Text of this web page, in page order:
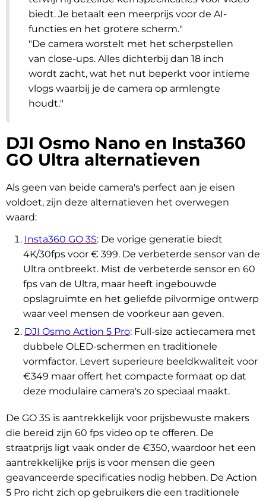
biedt. Je betaalt een meerprijs voor de AI-
functies en het grotere scherm."
"De camera worstelt met het scherpstellen
van close-ups. Alles dichterbij dan 18 inch
wordt zacht, wat het nut beperkt voor intieme
vlogs waarbij je de camera op armlengte
houdt."
DJI Osmo Nano en Insta360
GO Ultra alternatieven
Als geen van beide camera's perfect aan je eisen
voldoet, zijn deze alternatieven het overwegen
waard:
Insta360 GO 3S: De vorige generatie biedt
4K/30fps voor € 399. De verbeterde sensor van de
Ultra ontbreekt. Mist de verbeterde sensor en 60
fps van de Ultra, maar heeft ingebouwde
opslagruimte en het geliefde pilvormige ontwerp
waar veel mensen de voorkeur aan geven.
DJI Osmo Action 5 Pro: Full-size actiecamera met
dubbele OLED-schermen en traditionele
vormfactor. Levert superieure beeldkwaliteit voor
€349 maar offert het compacte formaat op dat
deze modulaire camera's zo speciaal maakt.
De GO 3S is aantrekkelijk voor prijsbewuste makers
die bereid zijn 60 fps video op te offeren. De
straatprijs ligt vaak onder de €350, waardoor het een
aantrekkelijke prijs is voor mensen die geen
geavanceerde specificaties nodig hebben. De Action
5 Pro richt zich op gebruikers die een traditionele